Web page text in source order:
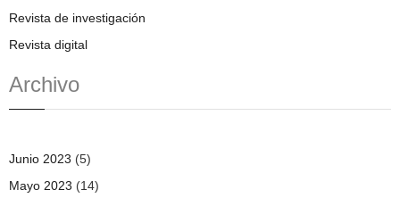
Revista de investigación
Revista digital
Archivo
Junio 2023 (5)
Mayo 2023 (14)